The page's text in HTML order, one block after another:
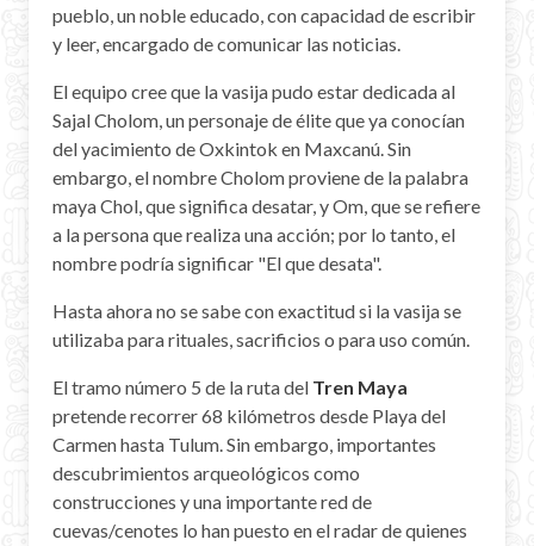
pueblo, un noble educado, con capacidad de escribir
y leer, encargado de comunicar las noticias.
El equipo cree que la vasija pudo estar dedicada al
Sajal Cholom, un personaje de élite que ya conocían
del yacimiento de Oxkintok en Maxcanú. Sin
embargo, el nombre Cholom proviene de la palabra
maya Chol, que significa desatar, y Om, que se refiere
a la persona que realiza una acción; por lo tanto, el
nombre podría significar "El que desata".
Hasta ahora no se sabe con exactitud si la vasija se
utilizaba para rituales, sacrificios o para uso común.
El tramo número 5 de la ruta del Tren Maya
pretende recorrer 68 kilómetros desde Playa del
Carmen hasta Tulum. Sin embargo, importantes
descubrimientos arqueológicos como
construcciones y una importante red de
cuevas/cenotes lo han puesto en el radar de quienes